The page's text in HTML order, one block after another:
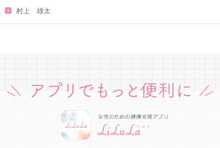
村上 雄太